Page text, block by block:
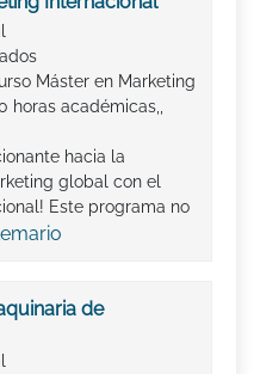
Máster en Marketing
horas académicas,,
hacia la
global con el
Este programa no
de